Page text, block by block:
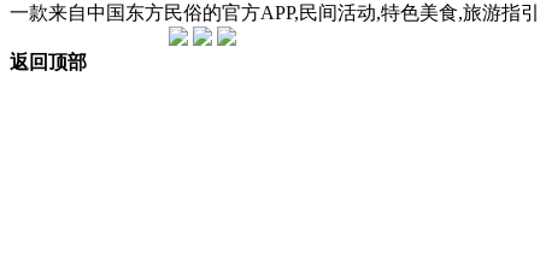
一款来自中国东方民俗的官方APP,民间活动,特色美食,旅游
返回顶部